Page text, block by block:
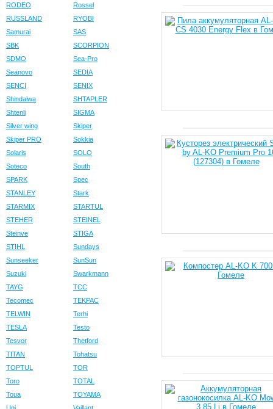
RODEO
Rossel
RUSSLAND
RYOBI
Samurai
SAS
SBK
SCORPION
SDMO
Sea-Pro
Seanovo
SEDIA
SENCI
SENIX
Shindaiwa
SHTAPLER
Shtenli
SIGMA
Silver wing
Skiper
Skiper PRO
Sokkia
Solaris
SOLO
Soteco
South
SPARK
Spec
STANLEY
Stark
STARMIX
STARTUL
STEHER
STEINEL
Steinve
STIGA
STIHL
Sundays
Sunseeker
SunSun
Suzuki
Swarkmann
TAYG
TCC
Tecomec
TEKPAC
TELWIN
Terhi
TESLA
Testo
Tesvor
Thetford
TITAN
Tohatsu
TOPTUL
TOR
Toro
TOTAL
Toua
TOYAMA